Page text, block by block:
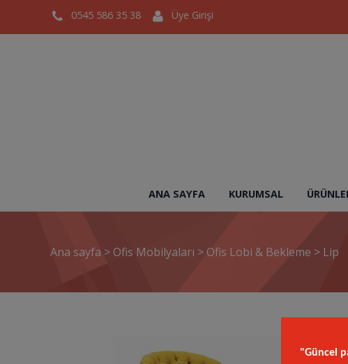
0545 586 35 38 Üye Girişi
ANA SAYFA KURUMSAL
Ana sayfa > Ofis Mobilyaları > Ofis Lobi & Bekleme > Lip
"Güncel